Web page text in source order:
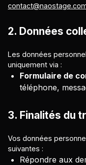
2. Données
Les données
uniquement via :
Formulaire de
téléphone,
3. Finalités du
Vos données
suivantes :
Répondre aux